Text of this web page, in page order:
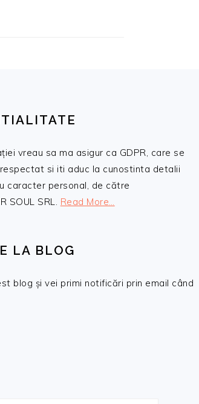
vreau sa ma asigur ca GDPR, care se
si iti aduc la cunostinta detalii
caracter personal, de către
SOUL SRL. Read More…
LA BLOG
blog și vei primi notificări prin email când